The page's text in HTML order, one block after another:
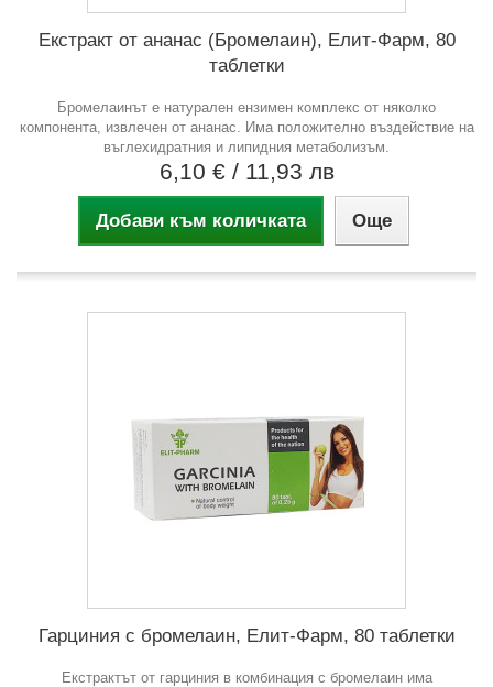
Екстракт от ананас (Бромелаин), Елит-Фарм, 80
таблетки
Бромелаинът е натурален ензимен комплекс от няколко
компонента, извлечен от ананас. Има положително въздействие на
въглехидратния и липидния метаболизъм.
6,10 € / 11,93 лв
Добави към количката Още
Гарциния с бромелаин, Елит-Фарм, 80 таблетки
Екстрактът от гарциния в комбинация с бромелаин има